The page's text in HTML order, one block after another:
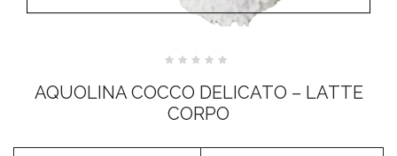
su
5
AQUOLINA COCCO DELICATO – LATTE
CORPO